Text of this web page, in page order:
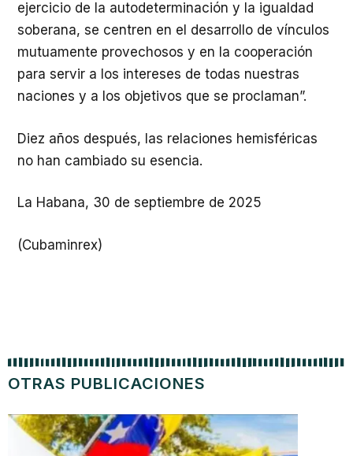
ejercicio de la autodeterminación y la igualdad
soberana, se centren en el desarrollo de vínculos
mutuamente provechosos y en la cooperación
para servir a los intereses de todas nuestras
naciones y a los objetivos que se proclaman”.
Diez años después, las relaciones hemisféricas
no han cambiado su esencia.
La Habana, 30 de septiembre de 2025
(Cubaminrex)
OTRAS PUBLICACIONES